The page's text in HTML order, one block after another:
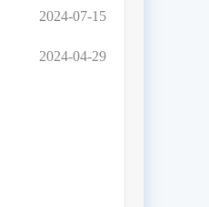
2024-07-15
2024-04-29